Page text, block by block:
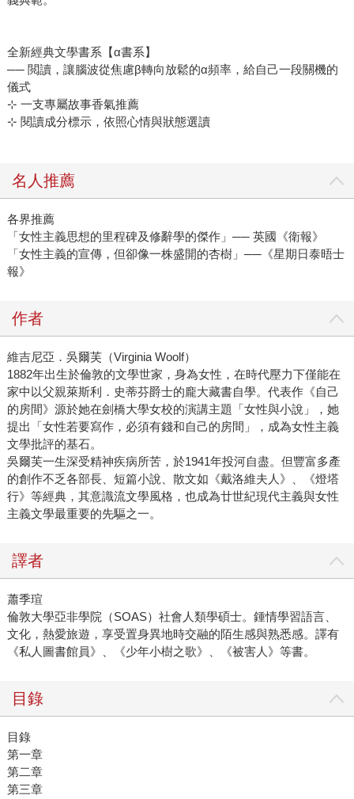
全新經典文學書系【α書系】
── 閲讀，讓腦波從焦慮β轉向放鬆的α頻率，給自己一段關機的
儀式
⊹ 一支專屬故事香氣推薦
⊹ 閱讀成分標示，依照心情與狀態選讀
名人推薦
各界推薦
「女性主義思想的里程碑及修辭學的傑作」── 英國《衛報》
「女性主義的宣傳，但卻像一株盛開的杏樹」──《星期日泰晤士
報》
作者
維吉尼亞．吳爾芙（Virginia Woolf）
1882年出生於倫敦的文學世家，身為女性，在時代壓力下僅能在
家中以父親萊斯利．史蒂芬爵士的龐大藏書自學。代表作《自己
的房間》源於她在劍橋大學女校的演講主題「女性與小說」，她
提出「女性若要寫作，必須有錢和自己的房間」，成為女性主義
文學批評的基石。
吳爾芙一生深受精神疾病所苦，於1941年投河自盡。但豐富多產
的創作不乏各部長、短篇小說、散文如《戴洛維夫人》、《燈塔
行》等經典，其意識流文學風格，也成為廿世紀現代主義與女性
主義文學最重要的先驅之一。
譯者
蕭季瑄
倫敦大學亞非學院（SOAS）社會人類學碩士。鍾情學習語言、
文化，熱愛旅遊，享受置身異地時交融的陌生感與熟悉感。譯有
《私人圖書館員》、《少年小樹之歌》、《被害人》等書。
目錄
目錄
第一章
第二章
第三章